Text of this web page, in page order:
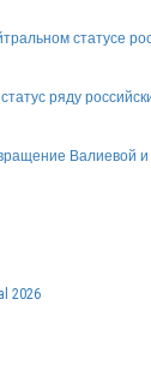
статусе
ряду
Валиевой и
2026